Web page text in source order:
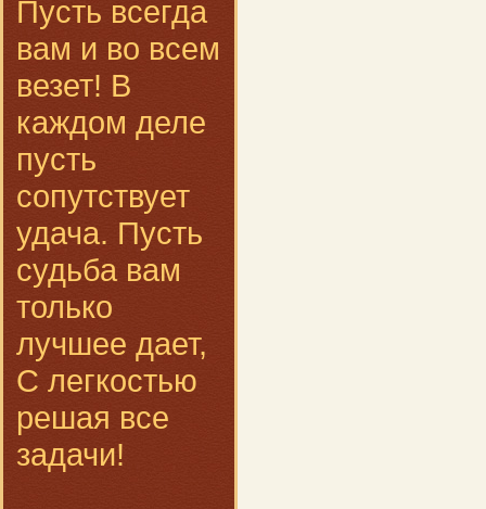
Пусть всегда
вам и во всем
везет! В
каждом деле
пусть
сопутствует
удача. Пусть
судьба вам
только
лучшее дает,
С легкостью
решая все
задачи!